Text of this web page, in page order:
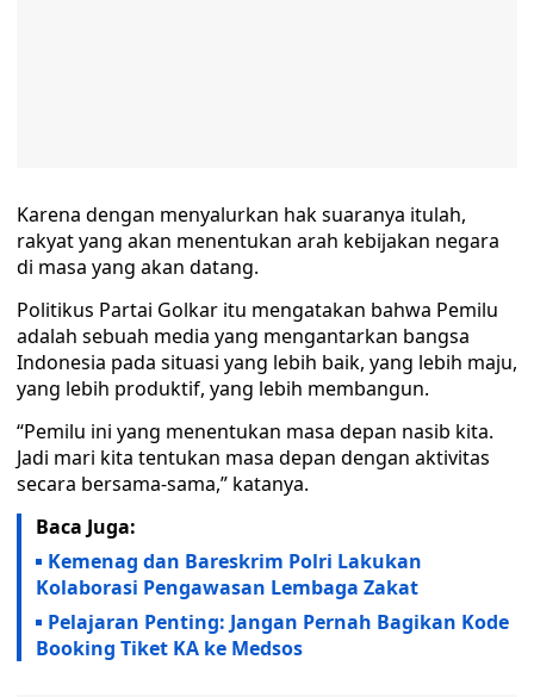
Karena dengan menyalurkan hak suaranya itulah,
rakyat yang akan menentukan arah kebijakan negara
di masa yang akan datang.
Politikus Partai Golkar itu mengatakan bahwa Pemilu
adalah sebuah media yang mengantarkan bangsa
Indonesia pada situasi yang lebih baik, yang lebih maju,
yang lebih produktif, yang lebih membangun.
“Pemilu ini yang menentukan masa depan nasib kita.
Jadi mari kita tentukan masa depan dengan aktivitas
secara bersama-sama,” katanya.
Baca Juga:
Kemenag dan Bareskrim Polri Lakukan
Kolaborasi Pengawasan Lembaga Zakat
Pelajaran Penting: Jangan Pernah Bagikan Kode
Booking Tiket KA ke Medsos